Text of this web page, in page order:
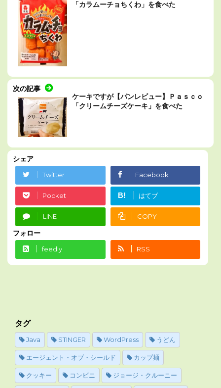
「カラムーチョちくわ」を食べた
次の記事
ケーキですが【パンレビュー】Ｐａｓｃｏ
「クリームチーズケーキ」を食べた
シェア
Twitter Facebook
Pocket B! はてブ
LINE COPY
フォロー
feedly RSS
タグ
Java STINGER WordPress うどん
エージェント・オブ・シールド カップ麺
クッキー コンビニ ジョージ・クルーニー